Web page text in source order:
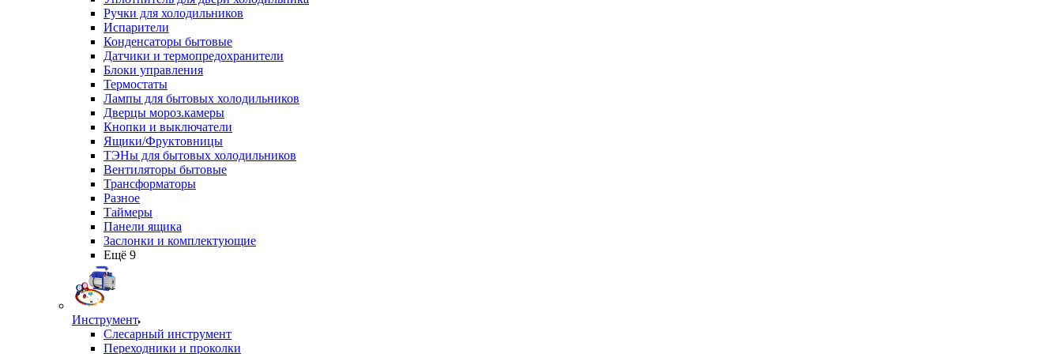
Ручки для холодильников
Испарители
Конденсаторы бытовые
Датчики и термопредохранители
Блоки управления
Термостаты
Лампы для бытовых холодильников
Дверцы мороз.камеры
Кнопки и выключатели
Ящики/Фруктовницы
ТЭНы для бытовых холодильников
Вентиляторы бытовые
Трансформаторы
Разное
Таймеры
Панели ящика
Заслонки и комплектующие
Ещё 9
Инструмент
Слесарный инструмент
Переходники и проколки